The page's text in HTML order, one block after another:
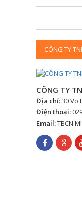
CÔNG TY
CÔNG TY
Địa chỉ:30 Võ
Điện thoại:
Email: